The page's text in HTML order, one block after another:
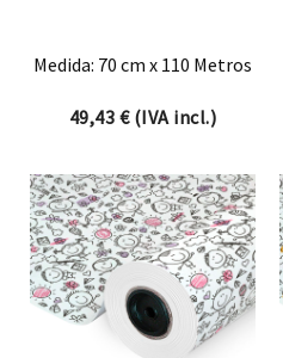
Medida: 70 cm x 110 Metros
49,43 €(IVA incl.)